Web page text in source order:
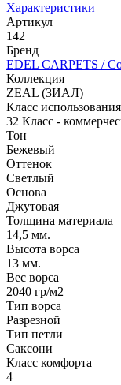
Характеристики
Артикул
142
Бренд
EDEL CARPETS /
Коллекция
ZEAL (ЗИАЛ)
Класс использования
32 Класс -
Тон
Бежевый
Оттенок
Светлый
Основа
Джутовая
Толщина материала
14,5 мм.
Высота ворса
13 мм.
Вес ворса
2040 гр/м2
Тип ворса
Разрезной
Тип петли
Саксони
Класс комфорта
4